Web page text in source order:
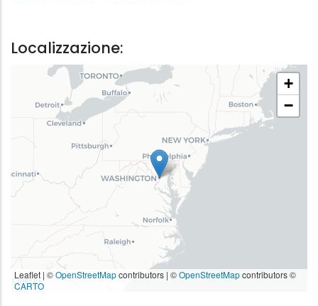
Localizzazione:
+
−
Leaflet | ©OpenStreetMapcontributors | ©OpenStreetMapcontributors ©
CARTO
Da Washington a Dallas: la fine del
Bill O'Reilly
Fabio Cremonesi
Castelvecchi
9.49 €
7.99 €